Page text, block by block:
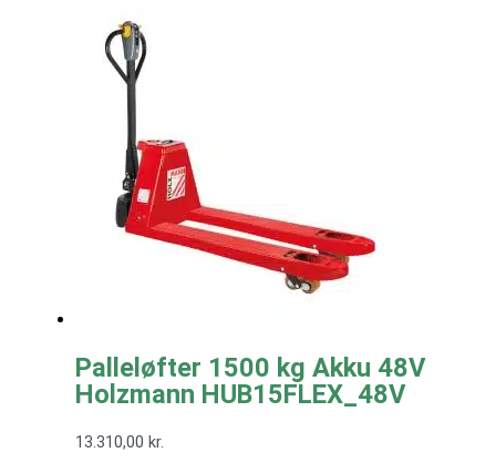
Palleløfter 1500 kg Akku 48V
Holzmann HUB15FLEX_48V
13.310,00 kr.